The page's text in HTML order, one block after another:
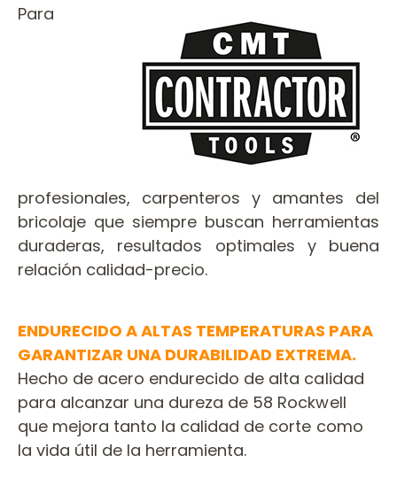
Búsqueda libre o Busca el código
Búsqueda por código de recambio
Para
profesionales, carpenteros y amantes del
bricolaje que siempre buscan herramientas
duraderas, resultados optimales y buena
relación calidad-precio.
ENDURECIDO A ALTAS TEMPERATURAS PARA
GARANTIZAR UNA DURABILIDAD EXTREMA.
Hecho de acero endurecido de alta calidad
para alcanzar una dureza de 58 Rockwell
que mejora tanto la calidad de corte como
la vida útil de la herramienta.